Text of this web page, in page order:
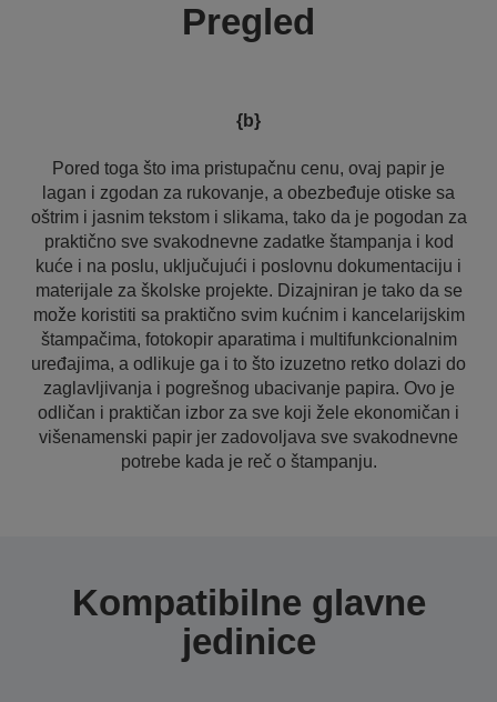
Pregled
{b}
Pored toga što ima pristupačnu cenu, ovaj papir je
lagan i zgodan za rukovanje, a obezbeđuje otiske sa
oštrim i jasnim tekstom i slikama, tako da je pogodan za
praktično sve svakodnevne zadatke štampanja i kod
kuće i na poslu, uključujući i poslovnu dokumentaciju i
materijale za školske projekte. Dizajniran je tako da se
može koristiti sa praktično svim kućnim i kancelarijskim
štampačima, fotokopir aparatima i multifunkcionalnim
uređajima, a odlikuje ga i to što izuzetno retko dolazi do
zaglavljivanja i pogrešnog ubacivanje papira. Ovo je
odličan i praktičan izbor za sve koji žele ekonomičan i
višenamenski papir jer zadovoljava sve svakodnevne
potrebe kada je reč o štampanju.
Kompatibilne glavne
jedinice